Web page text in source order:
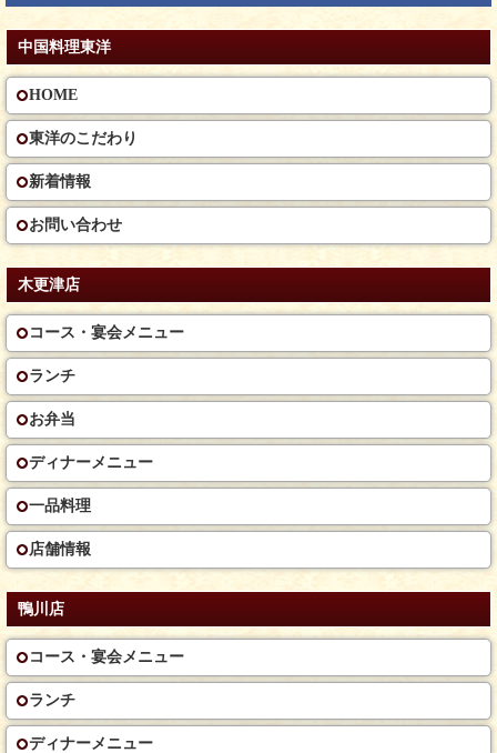
中国料理東洋
HOME
東洋のこだわり
新着情報
お問い合わせ
木更津店
コース・宴会メニュー
ランチ
お弁当
ディナーメニュー
一品料理
店舗情報
鴨川店
コース・宴会メニュー
ランチ
ディナーメニュー